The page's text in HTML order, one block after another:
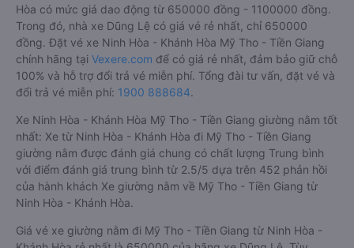
Hòa có mức giá dao động từ 650000 đồng - 1100000 đồng.
Trong đó, nhà xe Dũng Lệ có giá vé rẻ nhất, chỉ 650000
đồng. Đặt vé xe Ninh Hòa - Khánh Hòa Mỹ Tho - Tiền Giang
chính hãng tại Vexere.com để có giá rẻ nhất, đảm bảo giữ chỗ
100% và hỗ trợ đổi trả vé miễn phí. Tổng đài tư vấn, đặt vé và
đổi trả vé miễn phí: 1900 888684.
Xe Ninh Hòa - Khánh Hòa Mỹ Tho - Tiền Giang giường nằm tốt
nhất: Xe từ Ninh Hòa - Khánh Hòa đi Mỹ Tho - Tiền Giang
giường nằm được đánh giá chung có chất lượng Trung bình
với điểm đánh giá trung bình từ 2.5/5 dựa trên 452 phản hồi
của hành khách Xe giường nằm về Mỹ Tho - Tiền Giang từ
Ninh Hòa - Khánh Hòa.
Giá vé xe giường nằm đi Mỹ Tho - Tiền Giang từ Ninh Hòa -